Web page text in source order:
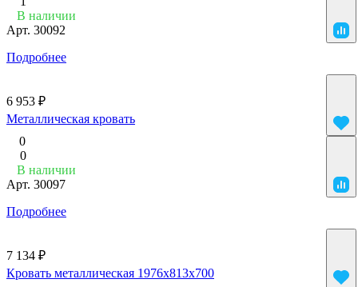
В наличии
Арт. 30092
Подробнее
6 953 ₽
Металлическая кровать
0
0
В наличии
Арт. 30097
Подробнее
7 134 ₽
Кровать металлическая 1976x813x700